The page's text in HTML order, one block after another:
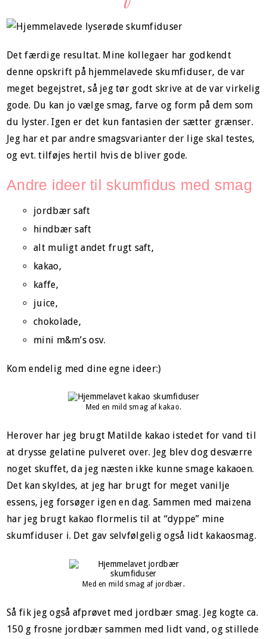
Det færdige resultat. Mine kollegaer har godkendt
denne opskrift på hjemmelavede skumfiduser, de var
meget begejstret, så jeg tør godt skrive at de var virkelig
gode. Du kan jo vælge smag, farve og form på dem som
du lyster. Igen er det kun fantasien der sætter grænser.
Jeg har et par andre smagsvarianter der lige skal testes,
og evt. tilføjes hertil hvis de bliver gode.
Andre ideer til skumfidus med smag
jordbær saft
hindbær saft
alt muligt andet frugt saft,
kakao,
kaffe,
juice,
chokolade,
mini m&m’s osv.
Kom endelig med dine egne ideer:)
Med en mild smag af kakao.
Herover har jeg brugt Matilde kakao istedet for vand til
at drysse gelatine pulveret over. Jeg blev dog desværre
noget skuffet, da jeg næsten ikke kunne smage kakaoen.
Det kan skyldes, at jeg har brugt for meget vanilje
essens, jeg forsøger igen en dag. Sammen med maizena
har jeg brugt kakao flormelis til at “dyppe” mine
skumfiduser i. Det gav selvfølgelig også lidt kakaosmag.
Med en mild smag af jordbær.
Så fik jeg også afprøvet med jordbær smag. Jeg kogte ca.
150 g frosne jordbær sammen med lidt vand, og stillede